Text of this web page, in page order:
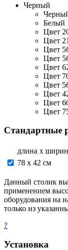
Черный
Белый
Цвет
Цвет
Цвет
Цвет
Цвет
Цвет
Цвет
Цвет
Цвет
Цвет
Стандартные
длина х
78 х 42 см
Данный столик
применением
оборудования на
только из
?
Установка